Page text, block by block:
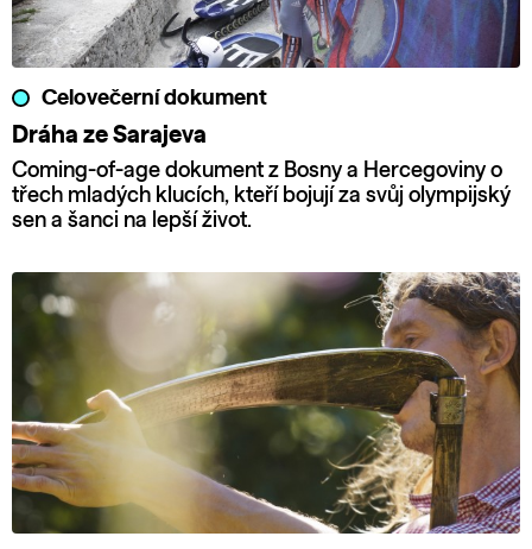
Celovečerní dokument
Dráha ze Sarajeva
Coming-of-age dokument z Bosny a Hercegoviny o
třech mladých klucích, kteří bojují za svůj olympijský
sen a šanci na lepší život.